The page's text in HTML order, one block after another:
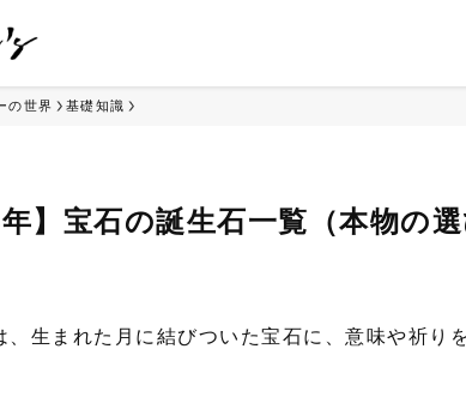
の世界 基礎知識
年】宝石の誕生石一覧（本物の
、生まれた月に結びついた宝石に、意味や祈り